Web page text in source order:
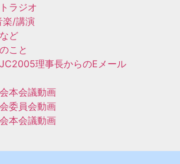
ラジオ
楽/講演
ど
こと
理事長からのEメール
本会議動画
委員会動画
本会議動画